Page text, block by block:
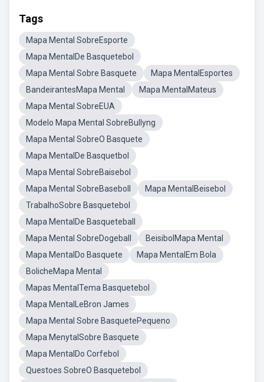
Tags
Mapa Mental SobreEsporte
Mapa MentalDe Basquetebol
Mapa Mental Sobre Basquete
Mapa MentalEsportes
BandeirantesMapa Mental
Mapa MentalMateus
Mapa Mental SobreEUA
Modelo Mapa Mental SobreBullyng
Mapa Mental SobreO Basquete
Mapa MentalDe Basquetbol
Mapa Mental SobreBaisebol
Mapa Mental SobreBaseboll
Mapa MentalBeisebol
TrabalhoSobre Basquetebol
Mapa MentalDe Basqueteball
Mapa Mental SobreDogeball
BeisibolMapa Mental
Mapa MentalDo Basquete
Mapa MentalEm Bola
BolicheMapa Mental
Mapas MentalTema Basquetebol
Mapa MentalLeBron James
Mapa Mental Sobre BasquetePequeno
Mapa MenytalSobre Basquete
Mapa MentalDo Corfebol
Questoes SobreO Basquetebol